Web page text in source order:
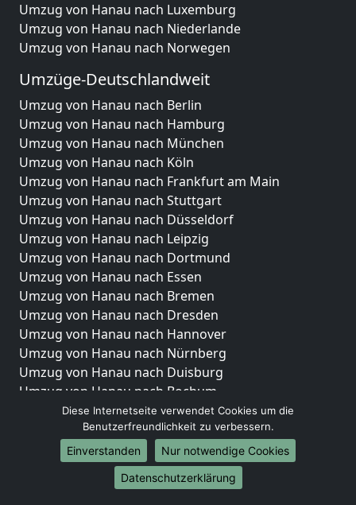
Umzug von Hanau nach Luxemburg
Umzug von Hanau nach Niederlande
Umzug von Hanau nach Norwegen
Umzüge-Deutschlandweit
Umzug von Hanau nach Berlin
Umzug von Hanau nach Hamburg
Umzug von Hanau nach München
Umzug von Hanau nach Köln
Umzug von Hanau nach Frankfurt am Main
Umzug von Hanau nach Stuttgart
Umzug von Hanau nach Düsseldorf
Umzug von Hanau nach Leipzig
Umzug von Hanau nach Dortmund
Umzug von Hanau nach Essen
Umzug von Hanau nach Bremen
Umzug von Hanau nach Dresden
Umzug von Hanau nach Hannover
Umzug von Hanau nach Nürnberg
Umzug von Hanau nach Duisburg
Umzug von Hanau nach Bochum
Umzug von Hanau nach Wuppertal
Umzug von Hanau nach Bielefeld
Umzug von Hanau nach Bonn
Umzug von Hanau nach Münster
Diese Internetseite verwendet Cookies um die
Benutzerfreundlichkeit zu verbessern.
Einverstanden
Nur notwendige Cookies
Datenschutzerklärung